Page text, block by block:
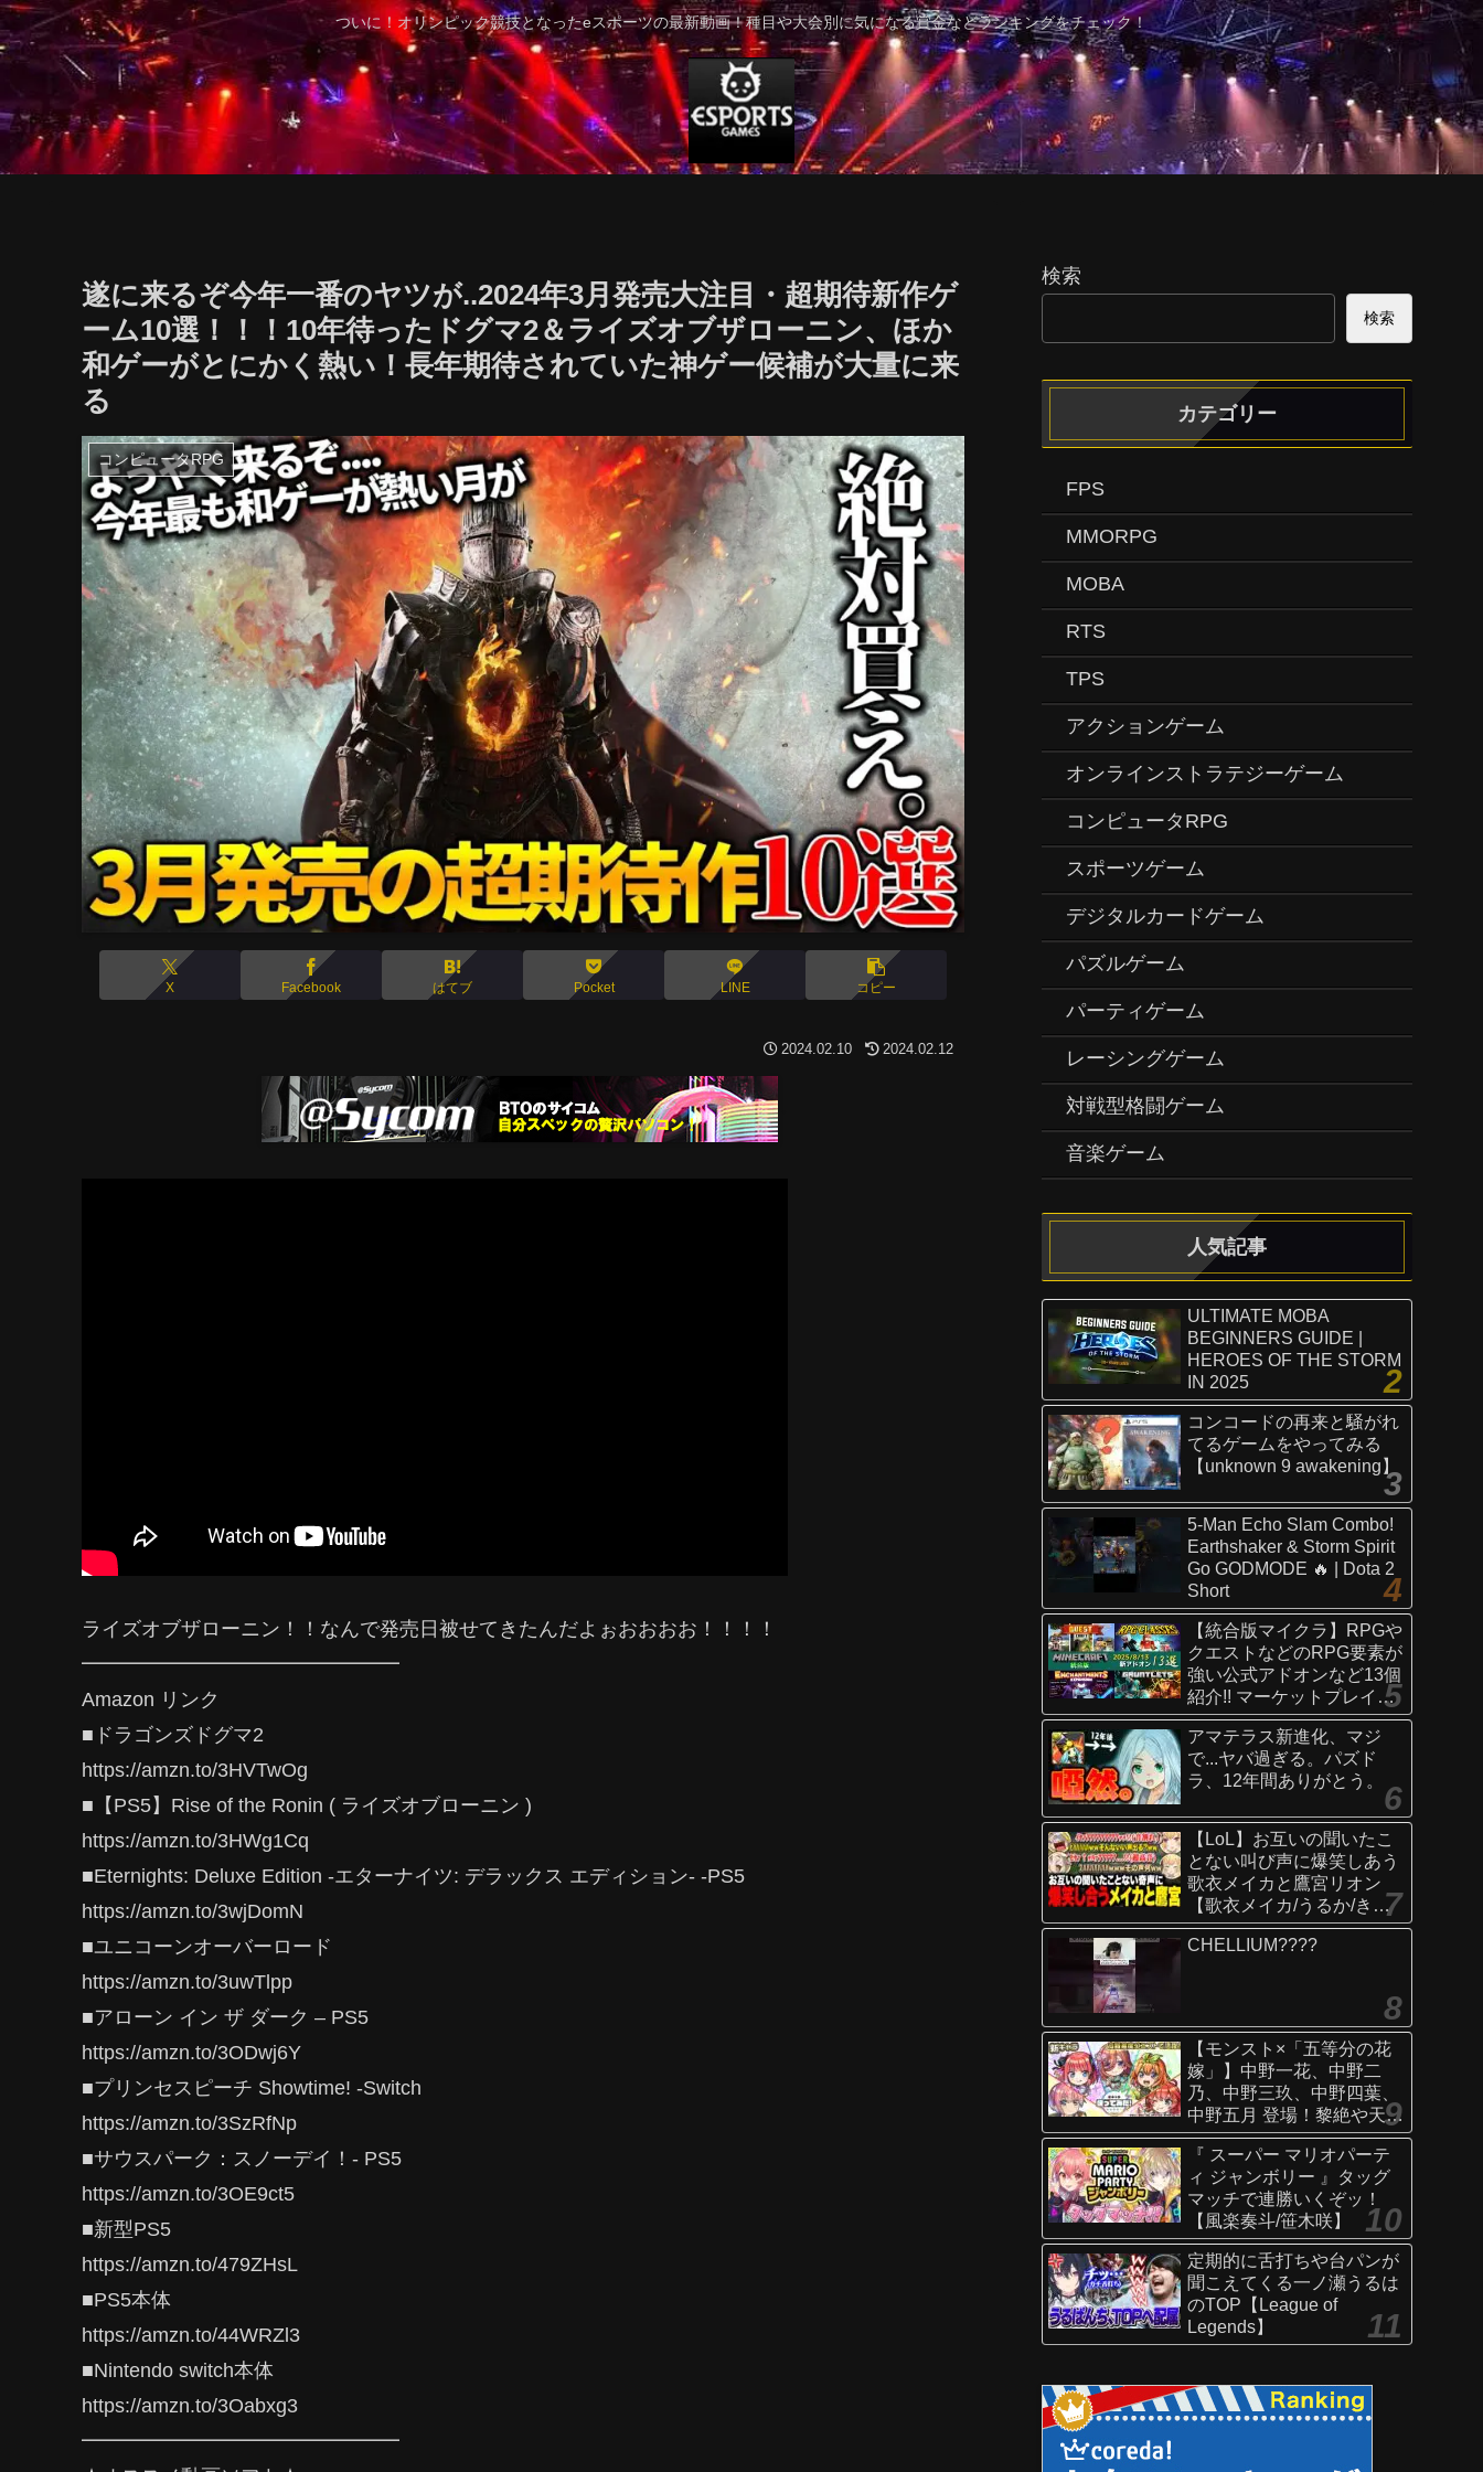
ついに！オリンピック競技となったeスポーツの最新動画！種目や大会別に気になる賞金などランキングをチェック！
遂に来るぞ今年一番のヤツが..2024年3月発売大注目・超期待新作ゲ
ーム10選！！！10年待ったドグマ2＆ライズオブザローニン、ほか
和ゲーがとにかく熱い！長年期待されていた神ゲー候補が大量に来
る
コンピュータRPG
X Facebook はてブ Pocket LINE コピー
2024.02.10 2024.02.12
ライズオブザローニン！！なんで発売日被せてきたんだよぉおおおお！！！！
━━━━━━━━━━━━━━━━
Amazon リンク
■ドラゴンズドグマ2
https://amzn.to/3HVTwOg
■【PS5】Rise of the Ronin ( ライズオブローニン )
https://amzn.to/3HWg1Cq
■Eternights: Deluxe Edition -エターナイツ: デラックス エディション- -PS5
https://amzn.to/3wjDomN
■ユニコーンオーバーロード
https://amzn.to/3uwTlpp
■アローン イン ザ ダーク – PS5
https://amzn.to/3ODwj6Y
■プリンセスピーチ Showtime! -Switch
https://amzn.to/3SzRfNp
■サウスパーク：スノーデイ！- PS5
https://amzn.to/3OE9ct5
■新型PS5
https://amzn.to/479ZHsL
■PS5本体
https://amzn.to/44WRZl3
■Nintendo switch本体
https://amzn.to/3Oabxg3
━━━━━━━━━━━━━━━━
検索
検索
カテゴリー
FPS
MMORPG
MOBA
RTS
TPS
アクションゲーム
オンラインストラテジーゲーム
コンピュータRPG
スポーツゲーム
デジタルカードゲーム
パズルゲーム
パーティゲーム
レーシングゲーム
対戦型格闘ゲーム
音楽ゲーム
人気記事
ULTIMATE MOBA
BEGINNERS GUIDE |
HEROES OF THE STORM
IN 2025
コンコードの再来と騒がれ
てるゲームをやってみる
【unknown 9 awakening】
5-Man Echo Slam Combo!
Earthshaker & Storm Spirit
Go GODMODE 🔥 | Dota 2
Short
【統合版マイクラ】RPGや
クエストなどのRPG要素が
強い公式アドオンなど13個
紹介!! マーケットプレイス
情報
【Switch/Win10/PE/PS/Xb
ox】
アマテラス新進化、マジ
で...ヤバ過ぎる。パズド
ラ、12年間ありがとう。
【LoL】お互いの聞いたこ
とない叫び声に爆笑しあう
歌衣メイカと鷹宮リオン
【歌衣メイカ/うるか/きな
こ/ありさか/鷹宮リオン】
CHELLIUM????
【モンスト×「五等分の花
嫁」】中野一花、中野二
乃、中野三玖、中野四葉、
中野五月 登場！黎絶や天魔
の孤城〜空中庭園〜などで
活躍！オリジナルSSにも注
目！【新キャラ使ってみた
｜モンスト公式】
『 スーパー マリオパーテ
ィ ジャンボリー 』タッグ
マッチで連勝いくぞッ！
【風楽奏斗/笹木咲】
定期的に舌打ちや台パンが
聞こえてくる一ノ瀬うるは
のTOP【League of
Legends】